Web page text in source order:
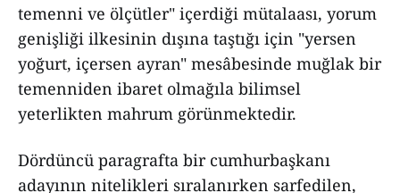
temenni ve ölçütler" içerdiği mütalaası, yorum
genişliği ilkesinin dışına taştığı için "yersen
yoğurt, içersen ayran" mesâbesinde muğlak bir
temenniden ibaret olmağıla bilimsel
yeterlikten mahrum görünmektedir.
Dördüncü paragrafta bir cumhurbaşkanı
adayının nitelikleri sıralanırken sarfedilen,